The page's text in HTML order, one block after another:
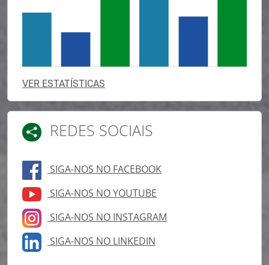
VER ESTATÍSTICAS
REDES SOCIAIS
SIGA-NOS NO FACEBOOK
SIGA-NOS NO YOUTUBE
SIGA-NOS NO INSTAGRAM
SIGA-NOS NO LINKEDIN